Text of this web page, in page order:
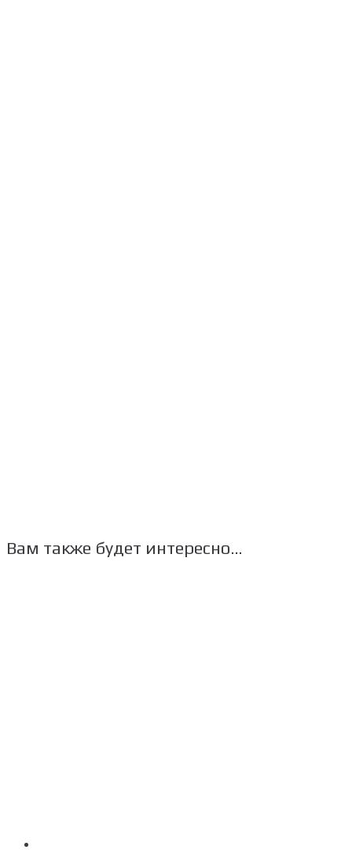
Вам также будет интересно…